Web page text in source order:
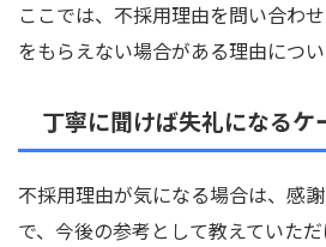
ここでは、不採用理由を問い合わ
をもらえない場合がある理由につい
丁寧に聞けば失礼になるケ
不採用理由が気になる場合は、感
で、今後の参考として教えていた